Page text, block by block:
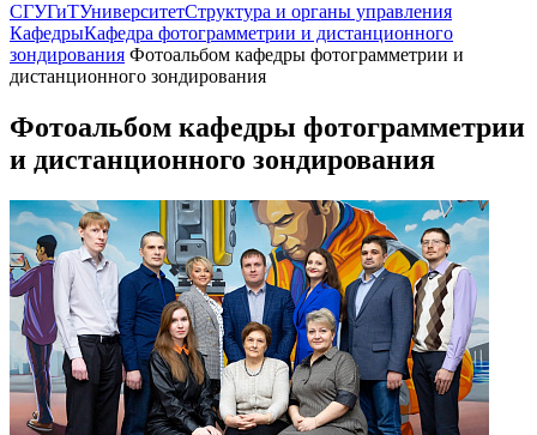
СГУГиТУниверситетСтруктура и органы управления
КафедрыКафедра фотограмметрии и дистанционного
зондирования Фотоальбом кафедры фотограмметрии и
дистанционного зондирования
Фотоальбом кафедры фотограмметрии
и дистанционного зондирования